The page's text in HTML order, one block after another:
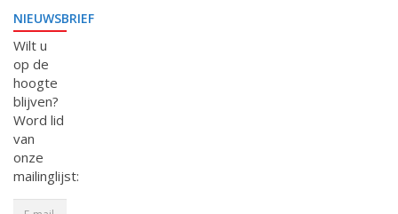
NIEUWSBRIEF
Wilt u
op de
hoogte
blijven?
Word lid
van
onze
mailinglijst: